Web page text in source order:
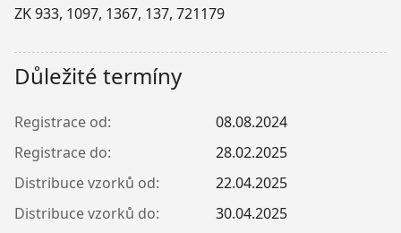
ZK 933, 1097, 1367, 137, 721179
Důležité termíny
Registrace od:
08.08.2024
Registrace do:
28.02.2025
Distribuce vzorků od:
22.04.2025
Distribuce vzorků do:
30.04.2025